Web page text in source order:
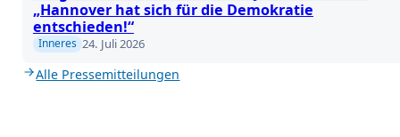
„Hannover hat sich für die Demokratie
entschieden!“
Inneres 24. Juli 2026
Alle Pressemitteilungen